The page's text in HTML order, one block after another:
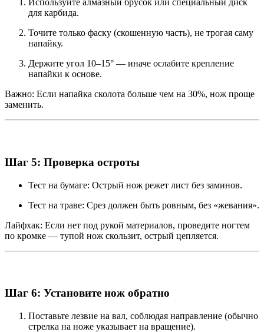
Используйте алмазный брусок или специальный диск
для карбида.
Точите только фаску (скошенную часть), не трогая саму
напайку.
Держите угол 10–15° — иначе ослабите крепление
напайки к основе.
Важно: Если напайка сколота больше чем на 30%, нож проще
заменить.
Шаг 5: Проверка остроты
Тест на бумаге: Острый нож режет лист без заминов.
Тест на траве: Срез должен быть ровным, без «жевания».
Лайфхак: Если нет под рукой материалов, проведите ногтем
по кромке — тупой нож скользит, острый цепляется.
Шаг 6: Установите нож обратно
Поставьте лезвие на вал, соблюдая направление (обычно
стрелка на ноже указывает на вращение).